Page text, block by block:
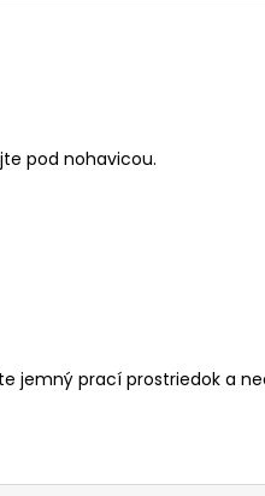
pod nohavicou.
jemný prací prostriedok a